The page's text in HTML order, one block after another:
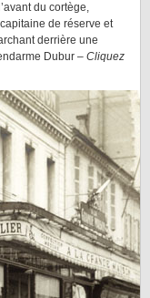
du cortège,
de réserve et
derrière une
Dubur – Cliquez